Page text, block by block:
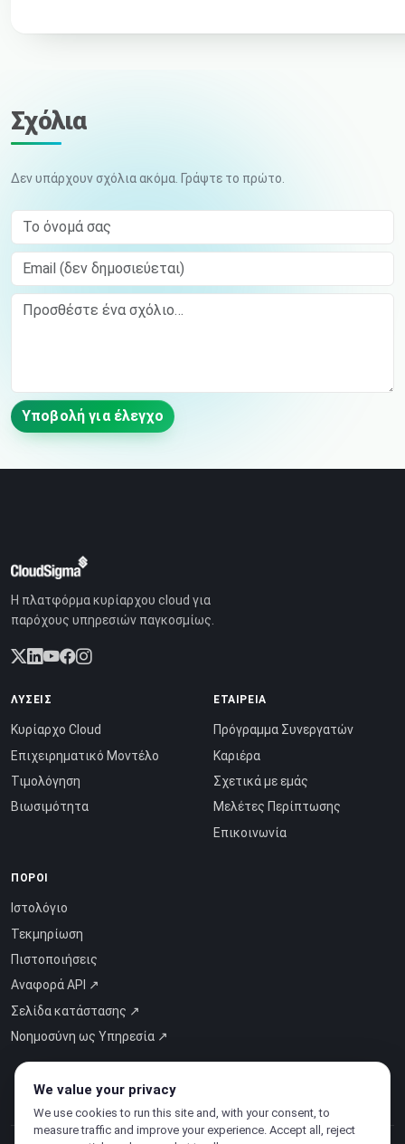
Σχόλια
Δεν υπάρχουν σχόλια ακόμα. Γράψτε το πρώτο.
Το όνομά σας
Email (δεν δημοσιεύεται)
Comment
Υποβολή για έλεγχο
Η πλατφόρμα κυρίαρχου cloud για
παρόχους υπηρεσιών παγκοσμίως.
ΛΎΣΕΙΣ
Κυρίαρχο Cloud
Επιχειρηματικό Μοντέλο
Τιμολόγηση
Βιωσιμότητα
ΕΤΑΙΡΕΊΑ
Πρόγραμμα Συνεργατών
Καριέρα
Σχετικά με εμάς
Μελέτες Περίπτωσης
Επικοινωνία
ΠΌΡΟΙ
Ιστολόγιο
Τεκμηρίωση
Πιστοποιήσεις
Αναφορά API ↗
Σελίδα κατάστασης ↗
Νοημοσύνη ως Υπηρεσία ↗
We value your privacy
We use cookies to run this site and, with your consent, to
measure traffic and improve your experience. Accept all, reject